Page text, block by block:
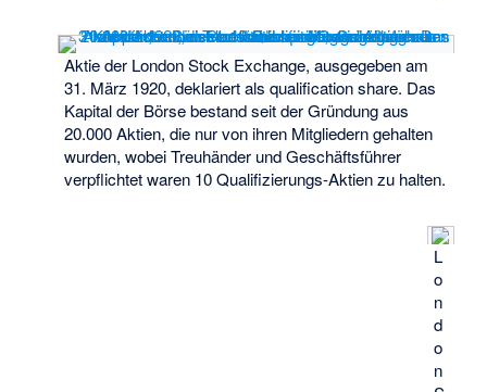
Aktie der London Stock Exchange, ausgegeben am
31. März 1920, deklariert als qualification share. Das
Kapital der Börse bestand seit der Gründung aus
20.000 Aktien, die nur von ihren Mitgliedern gehalten
wurden, wobei Treuhänder und Geschäftsführer
verpflichtet waren 10 Qualifizierungs-Aktien zu halten.
L
o
n
d
o
n